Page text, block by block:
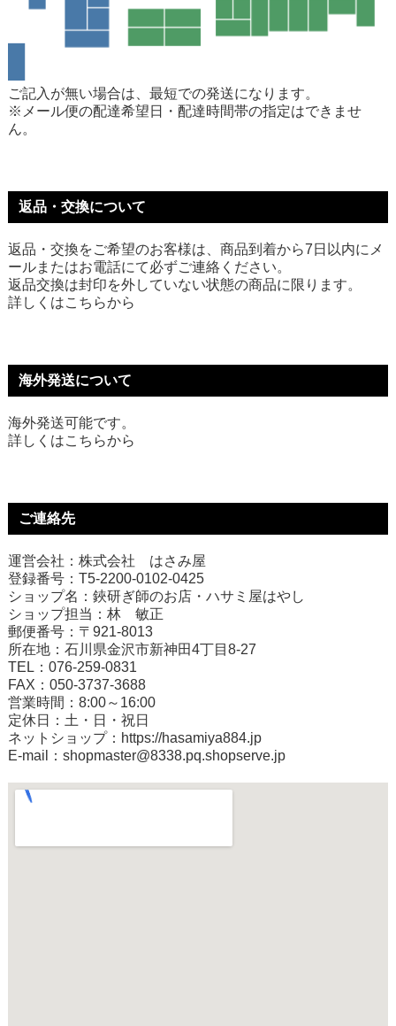
ご記入が無い場合は、最短での発送になります。
※メール便の配達希望日・配達時間帯の指定はできませ
ん。
返品・交換について
返品・交換をご希望のお客様は、商品到着から7日以内にメ
ールまたはお電話にて必ずご連絡ください。
返品交換は封印を外していない状態の商品に限ります。
詳しくはこちらから
海外発送について
海外発送可能です。
詳しくはこちらから
ご連絡先
運営会社：株式会社 はさみ屋
登録番号：T5-2200-0102-0425
ショップ名：鋏研ぎ師のお店・ハサミ屋はやし
ショップ担当：林 敏正
郵便番号：〒921-8013
所在地：石川県金沢市新神田4丁目8-27
TEL：076-259-0831
FAX：050-3737-3688
営業時間：8:00～16:00
定休日：土・日・祝日
ネットショップ： https://hasamiya884.jp
E-mail：shopmaster@8338.pq.shopserve.jp